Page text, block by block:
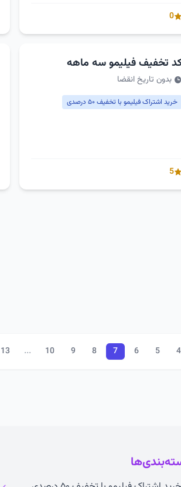
0
تخفیف فیلیمو سه ماهه
بدون تاریخ انقضا
خرید اشتراک فیلیمو با تخفیف ۵۰ درصدی
5
4
5
6
7
8
9
10
...
13